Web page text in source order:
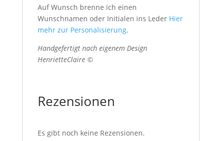
Auf Wunsch brenne ich einen
Wunschnamen oder Initialen ins Leder Hier
mehr zur Personalisierung.
Handgefertigt nach eigenem Design
HenrietteClaire ©
Rezensionen
Es gibt noch keine Rezensionen.